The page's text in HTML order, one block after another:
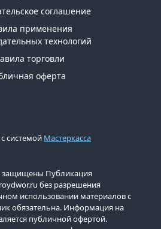
соглашение
применения
технологий
торговли
оферта
системой Мастеркасса
защищены Публикация
без разрешения
использовании материалов с
обязательна. Информация на
публичной офертой.